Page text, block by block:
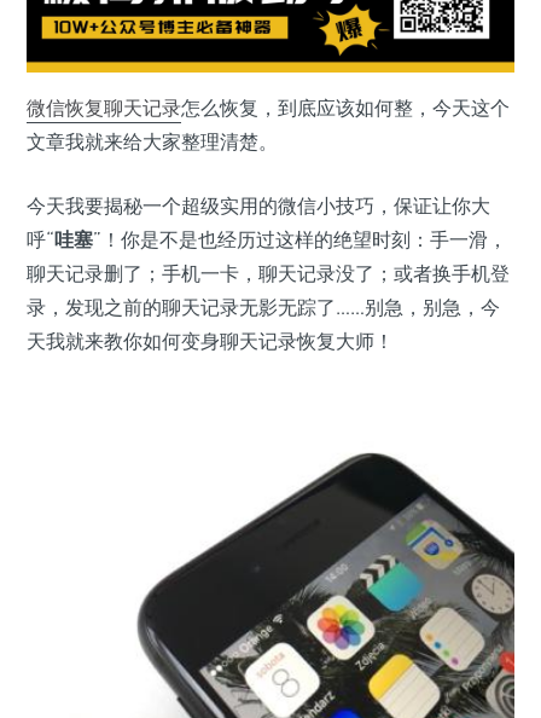
微信恢复聊天记录怎么恢复，到底应该如何整，今天这个
文章我就来给大家整理清楚。
今天我要揭秘一个超级实用的微信小技巧，保证让你大
呼“哇塞”！你是不是也经历过这样的绝望时刻：手一滑，
聊天记录删了；手机一卡，聊天记录没了；或者换手机登
录，发现之前的聊天记录无影无踪了……别急，别急，今
天我就来教你如何变身聊天记录恢复大师！